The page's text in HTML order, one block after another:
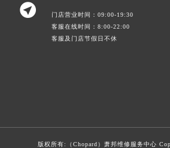

门店营业时间：09:00-19:30
客服在线时间：8:00-22:00
客服及门店节假日不休
版权所有:（Chopard） 萧邦维修服务中心